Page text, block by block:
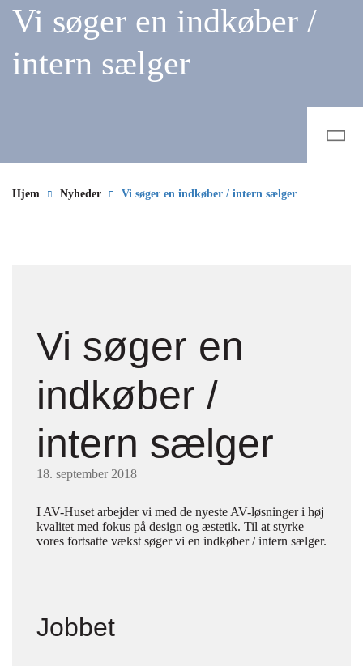
Vi søger en indkøber /
intern sælger
Hjem Nyheder Vi søger en indkøber / intern sælger
Vi søger en
indkøber /
intern sælger
18. september 2018
I AV-Huset arbejder vi med de nyeste AV-løsninger i høj
kvalitet med fokus på design og æstetik. Til at styrke
vores fortsatte vækst søger vi en indkøber / intern sælger.
Jobbet